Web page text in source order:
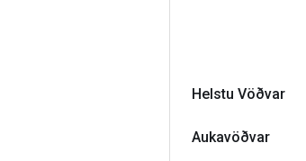
Helstu Vöðvar
Aukavöðvar